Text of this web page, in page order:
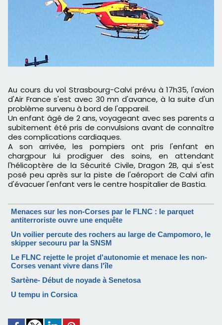
Au cours du vol Strasbourg-Calvi prévu à 17h35, l'avion
d'Air France s'est avec 30 mn d'avance, à la suite d'un
problème survenu à bord de l'appareil.
Un enfant âgé de 2 ans, voyageant avec ses parents a
subitement été pris de convulsions avant de connaître
des complications cardiaques.
A son arrivée, les pompiers ont pris l'enfant en
chargpour lui prodiguer des soins, en attendant
l'hélicoptère de la Sécurité Civile, Dragon 2B, qui s'est
posé peu après sur la piste de l'aéroport de Calvi afin
d'évacuer l'enfant vers le centre hospitalier de Bastia.
Menaces sur les non-Corses par le FLNC : le parquet
antiterroriste ouvre une enquête
Un voilier percute des rochers au large de Campomoro, le
skipper secouru par la SNSM
Le FLNC rejette le projet d'autonomie et menace les non-
Corses venant vivre dans l'île
Sartène- Début de noyade à Senetosa
U tempu in Corsica